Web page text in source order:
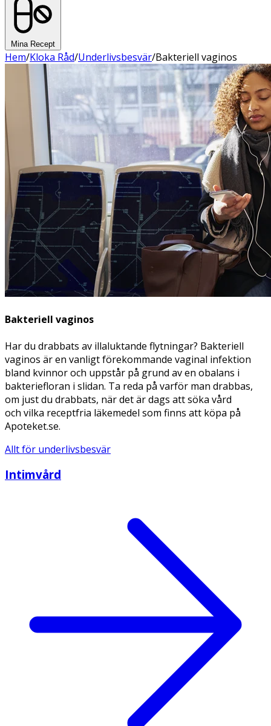
Mina Recept
Hem/Kloka Råd/Underlivsbesvär/Bakteriell vaginos
Bakteriell vaginos
Har du drabbats av illaluktande flytningar? Bakteriell
vaginos är en vanligt förekommande vaginal infektion
bland kvinnor och uppstår på grund av en obalans i
bakteriefloran i slidan. Ta reda på varför man drabbas,
om just du drabbats, när det är dags att söka vård
och vilka receptfria läkemedel som finns att köpa på
Apoteket.se.
Allt för underlivsbesvär
Intimvård